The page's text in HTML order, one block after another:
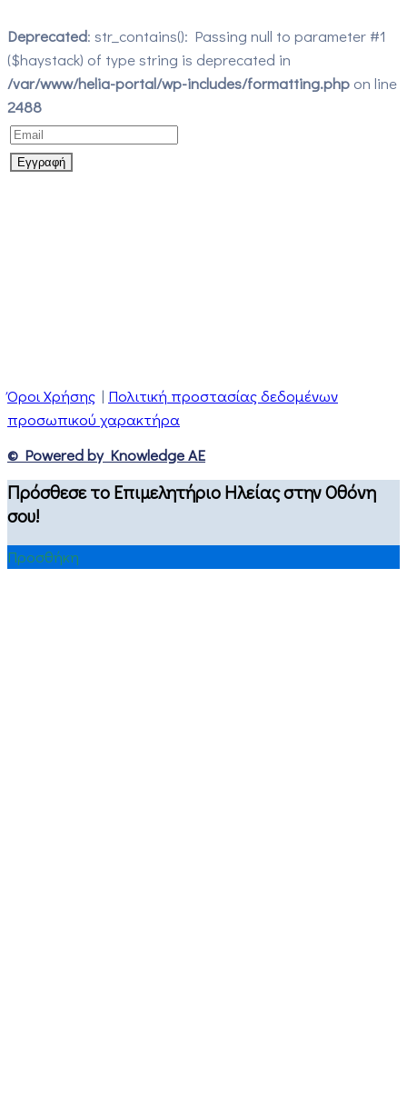
Deprecated: str_contains(): Passing null to parameter #1
($haystack) of type string is deprecated in
/var/www/helia-portal/wp-includes/formatting.php on line
2488
Όροι Χρήσης | Πολιτική προστασίας δεδομένων
προσωπικού χαρακτήρα
© Powered by Knowledge AE
Πρόσθεσε το Επιμελητήριο Ηλείας στην Οθόνη
σου!
Προσθήκη